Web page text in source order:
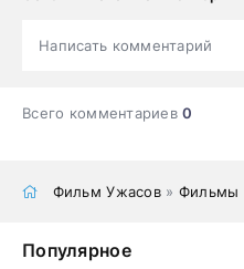
Написать комментарий
Всего комментариев0
Фильм Ужасов» Фильмы
Популярное